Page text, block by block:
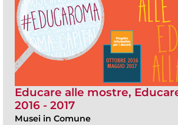
Educare alle mostre,
2016 - 2017
Musei in Comune